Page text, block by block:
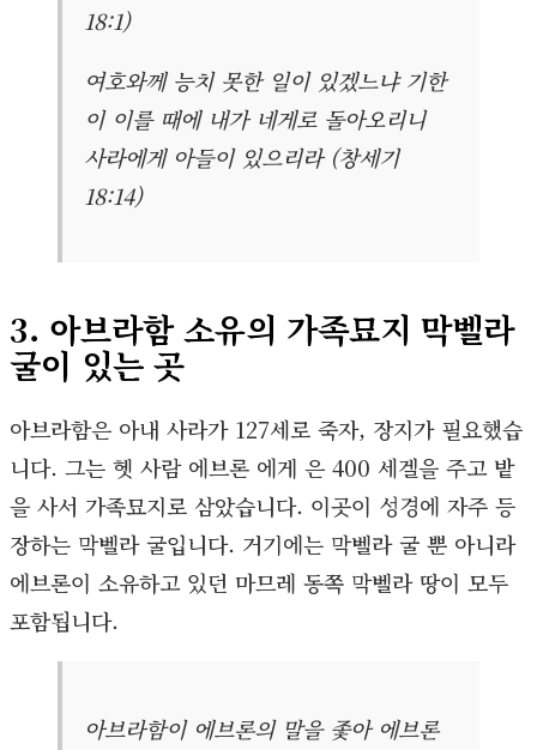
18:1)
여호와께 능치 못한 일이 있겠느냐 기한
이 이를 때에 내가 네게로 돌아오리니
사라에게 아들이 있으리라 (창세기
18:14)
3. 아브라함 소유의 가족묘지 막벨라
굴이 있는 곳
아브라함은 아내 사라가 127세로 죽자, 장지가 필요했습
니다. 그는 헷 사람 에브론 에게 은 400 세겔을 주고 밭
을 사서 가족묘지로 삼았습니다. 이곳이 성경에 자주 등
장하는 막벨라 굴입니다. 거기에는 막벨라 굴 뿐 아니라
에브론이 소유하고 있던 마므레 동쪽 막벨라 땅이 모두
포함됩니다.
아브라함이 에브론의 말을 좇아 에브론